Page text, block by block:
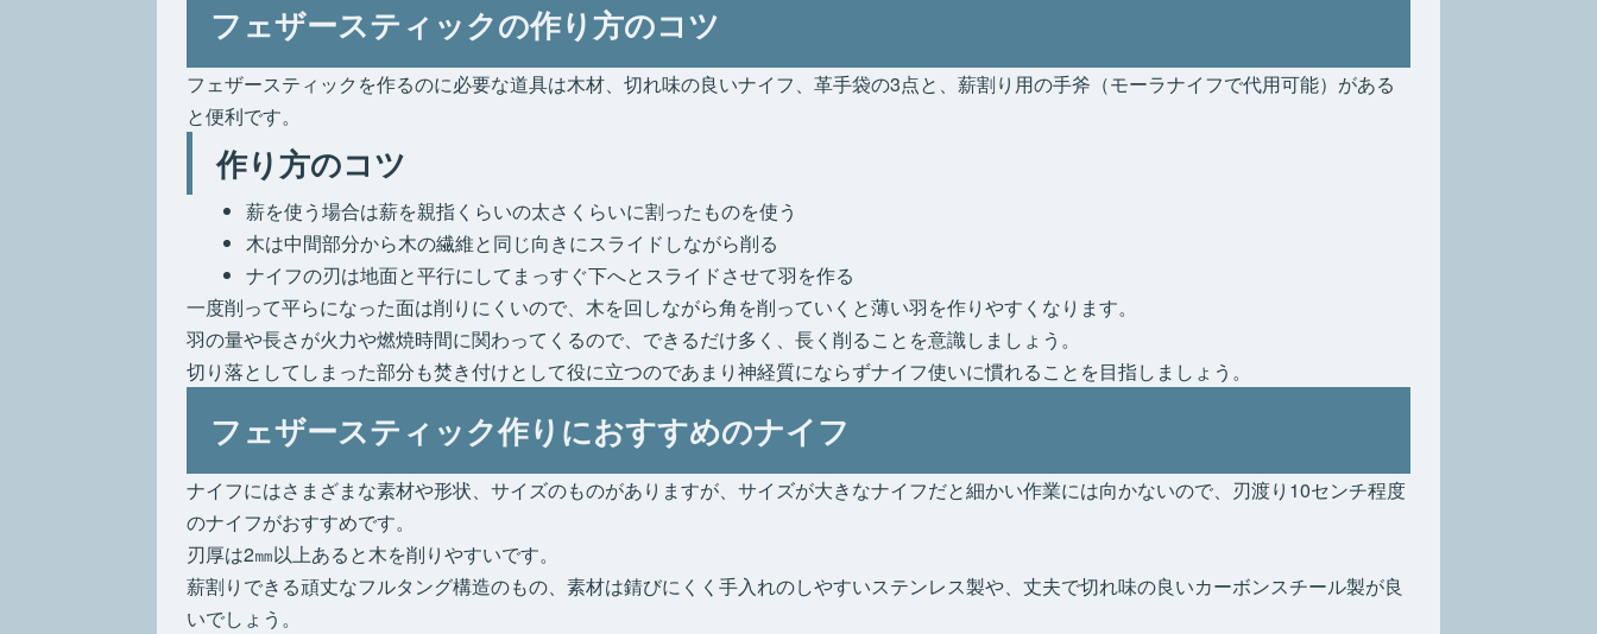
フェザースティックの作り方のコツ
フェザースティックを作るのに必要な道具は木材、切れ味の良いナイフ、革手袋の3点と、薪割り用の手斧（モーラナイフで代用可能）がある
と便利です。
作り方のコツ
薪を使う場合は薪を親指くらいの太さくらいに割ったものを使う
木は中間部分から木の繊維と同じ向きにスライドしながら削る
ナイフの刃は地面と平行にしてまっすぐ下へとスライドさせて羽を作る
一度削って平らになった面は削りにくいので、木を回しながら角を削っていくと薄い羽を作りやすくなります。
羽の量や長さが火力や燃焼時間に関わってくるので、できるだけ多く、長く削ることを意識しましょう。
切り落としてしまった部分も焚き付けとして役に立つのであまり神経質にならずナイフ使いに慣れることを目指しましょう。
フェザースティック作りにおすすめのナイフ
ナイフにはさまざまな素材や形状、サイズのものがありますが、サイズが大きなナイフだと細かい作業には向かないので、刃渡り10センチ程度
のナイフがおすすめです。
刃厚は2㎜以上あると木を削りやすいです。
薪割りできる頑丈なフルタング構造のもの、素材は錆びにくく手入れのしやすいステンレス製や、丈夫で切れ味の良いカーボンスチール製が良
いでしょう。